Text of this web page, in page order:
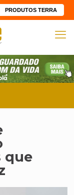
PRODUTOS TERRA
que